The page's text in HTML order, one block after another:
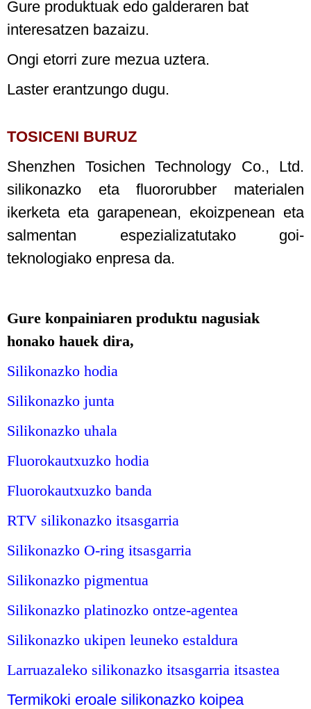
Gure produktuak edo galderaren bat
interesatzen bazaizu.
Ongi etorri zure mezua uztera.
Laster erantzungo dugu.
TOSICENI BURUZ
Shenzhen Tosichen Technology Co., Ltd.
silikonazko eta fluororubber materialen
ikerketa eta garapenean, ekoizpenean eta
salmentan espezializatutako goi-
teknologiako enpresa da.
Gure konpainiaren produktu nagusiak
honako hauek dira,
Silikonazko hodia
Silikonazko junta
Silikonazko uhala
Fluorokautxuzko hodia
Fluorokautxuzko banda
RTV silikonazko itsasgarria
Silikonazko O-ring itsasgarria
Silikonazko pigmentua
Silikonazko platinozko ontze-agentea
Silikonazko ukipen leuneko estaldura
Larruazaleko silikonazko itsasgarria itsastea
Termikoki eroale silikonazko koipea